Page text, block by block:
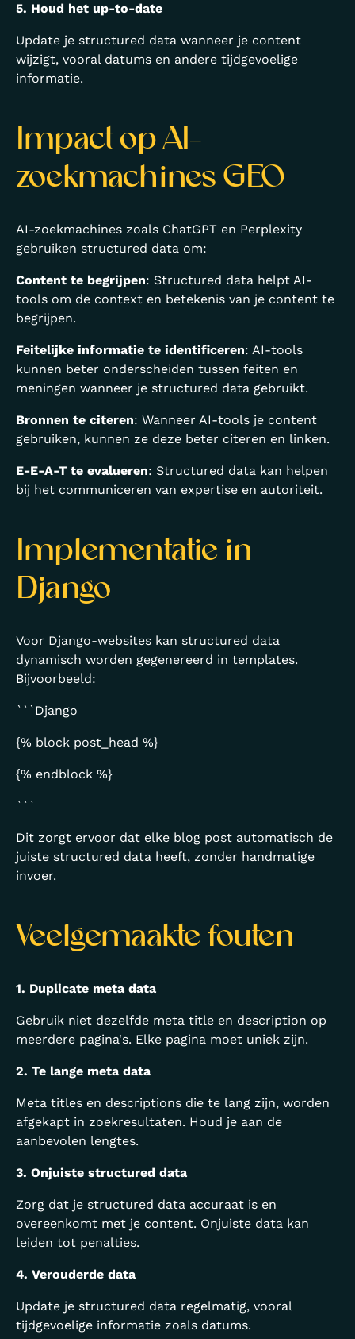
5. Houd het up-to-date
Update je structured data wanneer je content
wijzigt, vooral datums en andere tijdgevoelige
informatie.
Impact op AI-
zoekmachines GEO
AI-zoekmachines zoals ChatGPT en Perplexity
gebruiken structured data om:
Content te begrijpen: Structured data helpt AI-
tools om de context en betekenis van je content te
begrijpen.
Feitelijke informatie te identificeren: AI-tools
kunnen beter onderscheiden tussen feiten en
meningen wanneer je structured data gebruikt.
Bronnen te citeren: Wanneer AI-tools je content
gebruiken, kunnen ze deze beter citeren en linken.
E-E-A-T te evalueren: Structured data kan helpen
bij het communiceren van expertise en autoriteit.
Implementatie in
Django
Voor Django-websites kan structured data
dynamisch worden gegenereerd in templates.
Bijvoorbeeld:
```Django
{% block post_head %}
{% endblock %}
```
Dit zorgt ervoor dat elke blog post automatisch de
juiste structured data heeft, zonder handmatige
invoer.
Veelgemaakte fouten
1. Duplicate meta data
Gebruik niet dezelfde meta title en description op
meerdere pagina's. Elke pagina moet uniek zijn.
2. Te lange meta data
Meta titles en descriptions die te lang zijn, worden
afgekapt in zoekresultaten. Houd je aan de
aanbevolen lengtes.
3. Onjuiste structured data
Zorg dat je structured data accuraat is en
overeenkomt met je content. Onjuiste data kan
leiden tot penalties.
4. Verouderde data
Update je structured data regelmatig, vooral
tijdgevoelige informatie zoals datums.